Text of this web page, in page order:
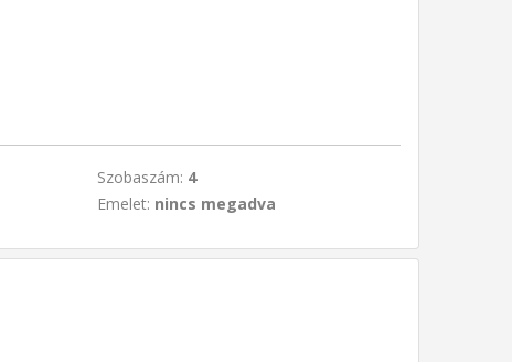
Szobaszám: 4
Emelet: nincs megadva